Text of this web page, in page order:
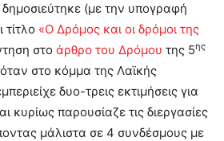
δημοσιεύτηκε (με την υπογραφή
«Ο Δρόμος και οι δρόμοι της
στο άρθρο του Δρόμου της 5ης
στο κόμμα της Λαϊκής
δυο-τρεις εκτιμήσεις για
κυρίως παρουσίαζε τις διεργασίες
μάλιστα σε 4 συνδέσμους με